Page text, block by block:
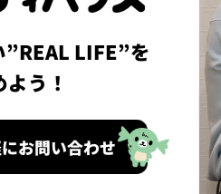
LIFE”を
う！
お問い合わせ